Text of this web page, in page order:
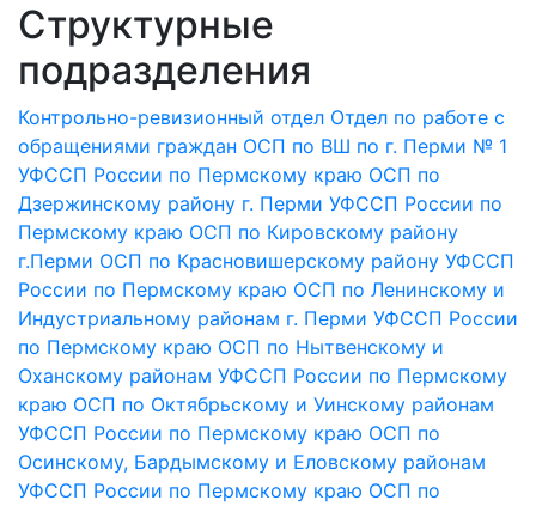
Структурные
подразделения
Контрольно-ревизионный отдел Отдел по работе с
обращениями граждан ОСП по ВШ по г. Перми № 1
УФССП России по Пермскому краю ОСП по
Дзержинскому району г. Перми УФССП России по
Пермскому краю ОСП по Кировскому району
г.Перми ОСП по Красновишерскому району УФССП
России по Пермскому краю ОСП по Ленинскому и
Индустриальному районам г. Перми УФССП России
по Пермскому краю ОСП по Нытвенскому и
Оханскому районам УФССП России по Пермскому
краю ОСП по Октябрьскому и Уинскому районам
УФССП России по Пермскому краю ОСП по
Осинскому, Бардымскому и Еловскому районам
УФССП России по Пермскому краю ОСП по